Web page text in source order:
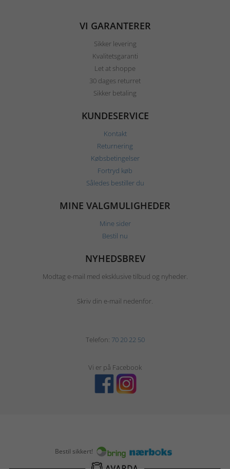
VI GARANTERER
Sikker levering
Kvalitetsgaranti
Let at shoppe
30 dages returret
Sikker betaling
KUNDESERVICE
Kontakt
Returnering
Købsbetingelser
Fortryd køb
Således bestiller du
MINE VALGMULIGHEDER
Mine sider
Bestil nu
NYHEDSBREV
Modtag e-mail med eksklusive tilbud og nyheder.
Skriv din e-mail nedenfor.
Telefon: 70 20 22 50
Vi er på Facebook
Bestil sikkert!